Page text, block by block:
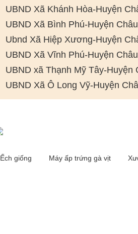
UBND Xã Khánh Hòa-Huyện
UBND Xã Bình Phú-Huyện
Ubnd Xã Hiệp Xương-Huyện
UBND Xã Vĩnh Phú-Huyện
UBND xã Thạnh Mỹ Tây-Huyện
UBND Xã Ô Long Vỹ-Huyện
Ếch giống Máy ấp trứng gà vịt